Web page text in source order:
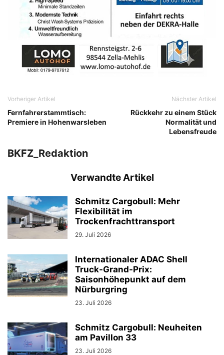
Vorheriger Artikel
Fernfahrerstammtisch:
Premiere in Hohenwarsleben
Nächster Artikel
Rückkehr zu einem Stück
Normalität und
Lebensfreude
BKFZ_Redaktion
Verwandte Artikel
Schmitz Cargobull: Mehr
Flexibilität im
Trockenfrachttransport
29. Juli 2026
Internationaler ADAC Shell
Truck-Grand-Prix:
Saisonhöhepunkt auf dem
Nürburgring
23. Juli 2026
Schmitz Cargobull: Neuheiten
am Pavillon 33
23. Juli 2026